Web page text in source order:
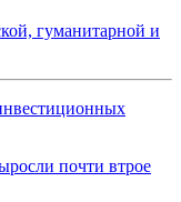
гуманитарной и